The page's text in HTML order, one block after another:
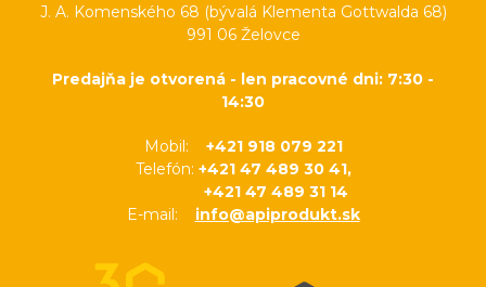
J. A. Komenského 68 (bývalá Klementa Gottwalda 68)
991 06 Želovce
Predajňa je otvorená - len pracovné dni: 7:30 -
14:30
Mobil: +421 918 079 221
Telefón: +421 47 489 30 41,
+421 47 489 31 14
E-mail: info@apiprodukt.sk